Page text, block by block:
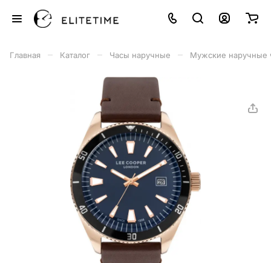
Главная Каталог Часы наручные Мужские наручные